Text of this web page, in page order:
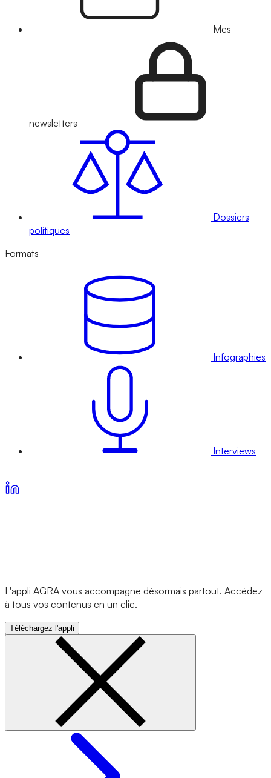
Mes
newsletters
Dossiers
politiques
Formats
Infographies
Interviews
L'appli AGRA vous accompagne désormais partout. Accédez
à tous vos contenus en un clic.
Téléchargez l'appli